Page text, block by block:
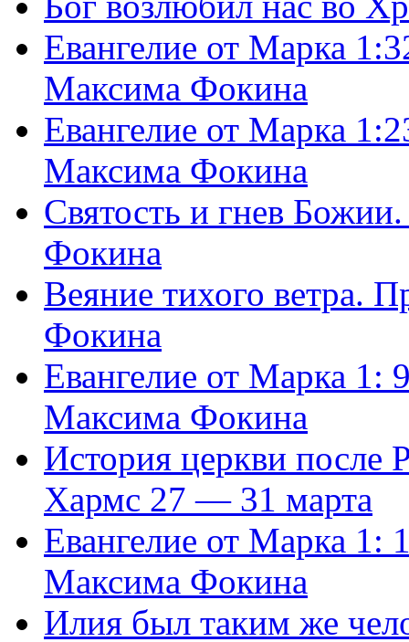
Евангелие от Марка
Максима Фокина
Евангелие от Марка
Максима Фокина
Святость и гнев
Фокина
Веяние тихого ветра.
Фокина
Евангелие от Марка 1:
Максима Фокина
История церкви
Хармс 27 — 31 марта
Евангелие от Марка 1:
Максима Фокина
Илия был таким же